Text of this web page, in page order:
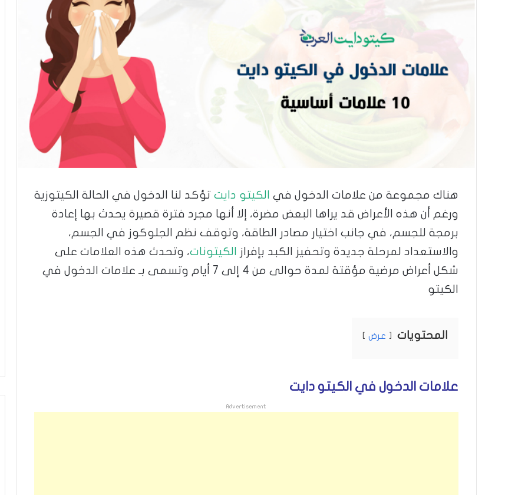
هناك مجموعة من علامات الدخول في الكيتو دايت تؤكد لنا الدخول في الحالة الكيتوزية
ورغم أن هذه الأعراض قد يراها البعض مضرة، إلا أنها مجرد فترة قصيرة يحدث بها إعادة
برمجة للجسم، في جانب اختيار مصادر الطاقة، وتوقف نظم الجلوكوز في الجسم،
والاستعداد لمرحلة جديدة وتحفيز الكبد بإفراز
الكيتونات، وتحدث هذه العلامات على
شكل أعراض مرضية مؤقتة لمدة حوالى من 4 إلى 7 أيام وتسمى بـ علامات الدخول في
الكيتو
المحتويات عرض
علامات الدخول في الكيتو دايت
Advertisement